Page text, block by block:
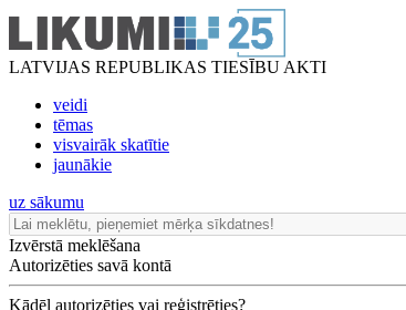
LATVIJAS REPUBLIKAS TIESĪBU AKTI
veidi
tēmas
visvairāk skatītie
jaunākie
uz sākumu
Izvērstā meklēšana
Autorizēties savā kontā
Kādēļ autorizēties vai reģistrēties?